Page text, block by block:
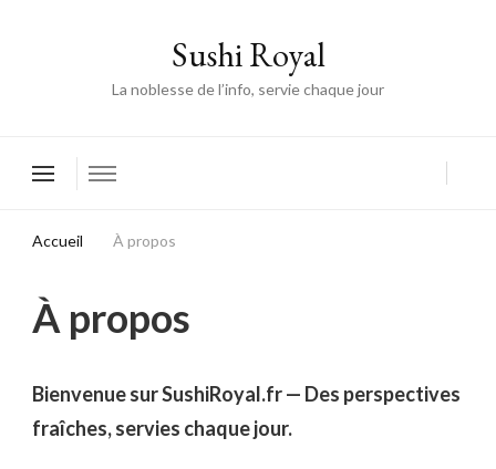
Sushi Royal
La noblesse de l’info, servie chaque jour
Accueil À propos
À propos
Bienvenue sur SushiRoyal.fr — Des perspectives
fraîches, servies chaque jour.